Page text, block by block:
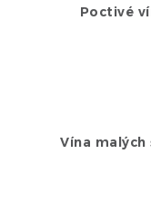
Poctivé
Vína